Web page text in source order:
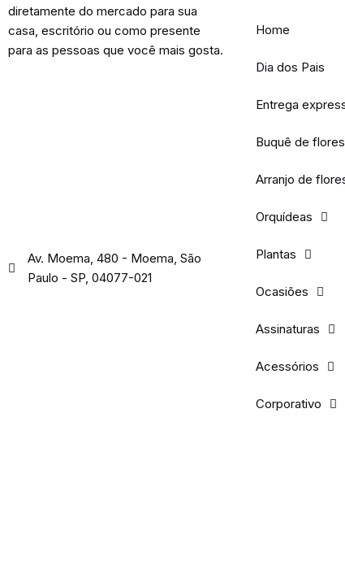
diretamente do mercado para sua
casa, escritório ou como presente
para as pessoas que você mais gosta.
Av. Moema, 480 - Moema, São
Paulo - SP, 04077-021
Home
Dia dos Pais
Entrega
Buquê de flores
Arranjo de
Orquídeas
Plantas
Ocasiões
Assinaturas
Acessórios
Corporativo